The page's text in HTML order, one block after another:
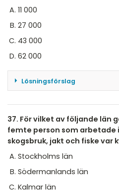
11 000
27 000
43 000
62 000
Lösningsförslag
Förvärvsarbetande inom
jakt och fiske i procent av
förvärvsarbetande att
andel \(6,44\%\) och
1744/0,0644 vilket blir 27
37. För vilket av följande län
femte person som arbetade
skogsbruk, jakt och fiske var
Stockholms län
Södermanlands län
Kalmar län